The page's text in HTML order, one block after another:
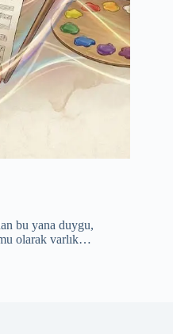
bu yana duygu,
olarak varlık…